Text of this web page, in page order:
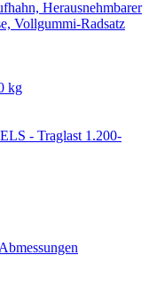
kg
- Traglast 1.200-